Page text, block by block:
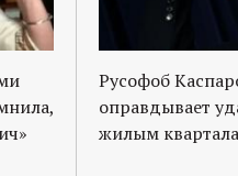
Русофоб
оправдывает
жилым